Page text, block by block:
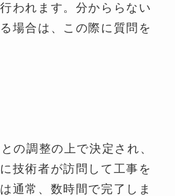
われます。分かららない
場合は、この際に質問を
の調整の上で決定され、
技術者が訪問して工事を
通常、数時間で完了しま